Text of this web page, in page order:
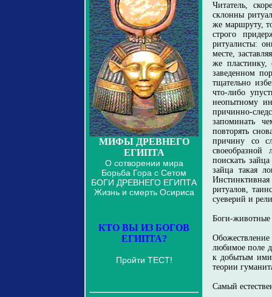
МИФЫ ДРЕВНЕГО
ЕГИПТА
О сотворении мира
Борьба Гора с Сетом
БОГИ ДРЕВНЕГО ЕГИПТА
Жизнь и смерть Осириса
КТО ВЫ ИЗ БОГОВ
ЕГИПТА?
Пройти ТЕСТ!
Читатель,
склонны
же маршруту,
строго
ритуалисты:
месте,
же пластинку,
заведенном
тщательно
что-либо
неопытному
причинно-
запоминать
повторять
причину со
своеобразной
поискать
зайца такая
ритуалов,
суеверий и
Боги-животные
любимое поле
к добытым ими
теории
Самый